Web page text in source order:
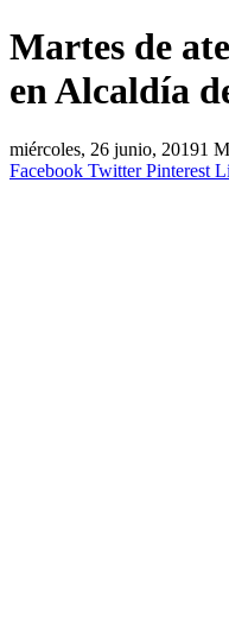
Martes de
en Alcaldía
miércoles, 26 junio, 20191
Facebook Twitter Pinterest